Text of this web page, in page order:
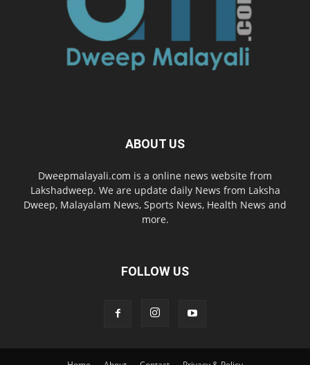
ABOUT US
Dweepmalayali.com is a online news website from
Lakshadweep. We are update daily News from Laksha
Dweep, Malayalam News, Sports News, Health News and
more.
FOLLOW US